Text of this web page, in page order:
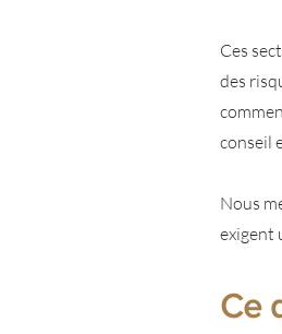
Ces
des
conseil
Nous
exigent
Ce